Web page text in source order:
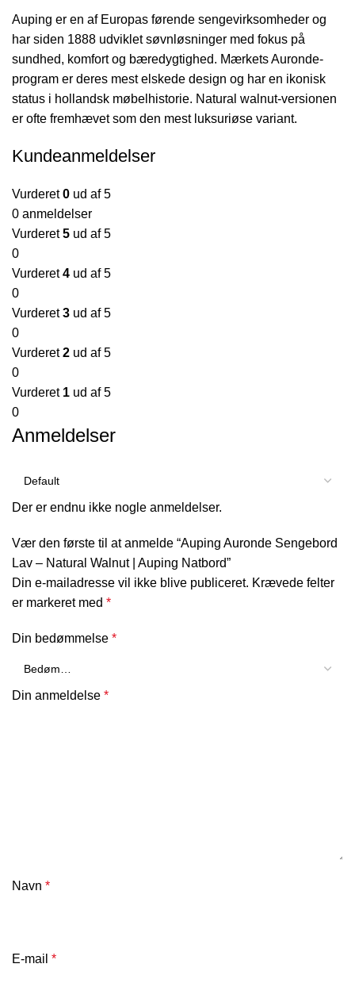
Auping er en af Europas førende sengevirksomheder og
har siden 1888 udviklet søvnløsninger med fokus på
sundhed, komfort og bæredygtighed. Mærkets Auronde-
program er deres mest elskede design og har en ikonisk
status i hollandsk møbelhistorie. Natural walnut-versionen
er ofte fremhævet som den mest luksuriøse variant.
Kundeanmeldelser
Vurderet0 ud af 5
0 anmeldelser
Vurderet5 ud af 5
0
Vurderet4 ud af 5
0
Vurderet3 ud af 5
0
Vurderet2 ud af 5
0
Vurderet 1 ud af 5
0
Anmeldelser
Der er endnu ikke nogle anmeldelser.
Vær den første til at anmelde “Auping Auronde Sengebord
Lav – Natural Walnut | Auping Natbord”
Din e-mailadresse vil ikke blive publiceret. Krævede felter
er markeret med *
Din bedømmelse *
Din anmeldelse *
Navn *
E-mail *